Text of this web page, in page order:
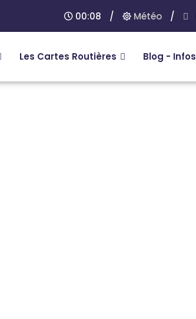
00:08 / Météo /
Les Cartes Routières Blog - Infos